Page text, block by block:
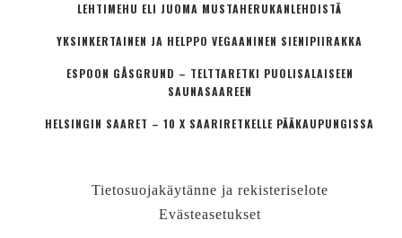
LEHTIMEHU ELI JUOMA MUSTAHERUKANLEHDISTÄ
YKSINKERTAINEN JA HELPPO VEGAANINEN SIENIPIIRAKKA
ESPOON GÅSGRUND – TELTTARETKI PUOLISALAISEEN
SAUNASAAREEN
HELSINGIN SAARET – 10 X SAARIRETKELLE PÄÄKAUPUNGISSA
Tietosuojakäytänne ja rekisteriselote
Evästeasetukset